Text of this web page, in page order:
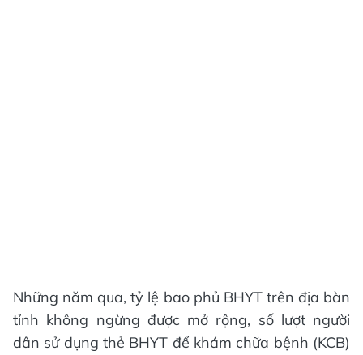
Những năm qua, tỷ lệ bao phủ BHYT trên địa bàn
tỉnh không ngừng được mở rộng, số lượt người
dân sử dụng thẻ BHYT để khám chữa bệnh (KCB)